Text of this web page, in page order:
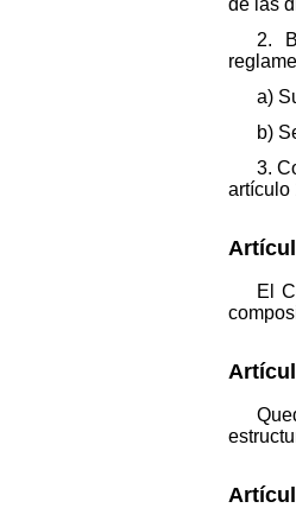
de las
2.
a)
b)
3.
artículo
El